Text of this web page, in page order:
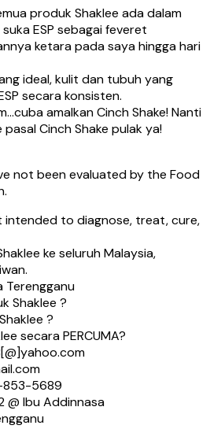
produk Shaklee ada dalam
ESP sebagai feveret
ketara pada saya hingga hari
ideal, kulit dan tubuh yang
secara konsisten.
amalkan Cinch Shake! Nanti
Cinch Shake pulak ya!
not been evaluated by the Food
to diagnose, treat, cure,
ke seluruh Malaysia,
Terengganu
Shaklee ?
?
secara PERCUMA?
853-5689
@ Ibu Addinnasa